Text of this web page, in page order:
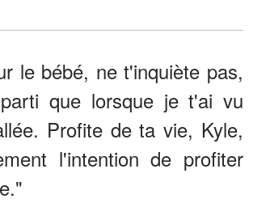
le bébé, ne t'inquiète pas,
que lorsque je t'ai vu
Profite de ta vie, Kyle,
l'intention de profiter